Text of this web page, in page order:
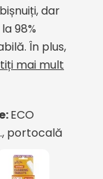
dar
98%
În plus,
mai mult
ECO
portocală